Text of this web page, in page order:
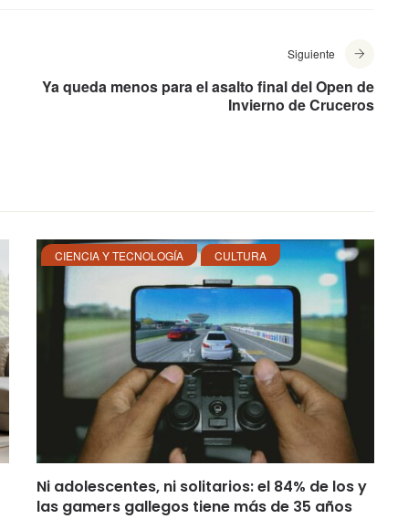
Siguiente
Ya queda menos para el asalto final del Open de
Invierno de Cruceros
CIENCIA Y TECNOLOGÍA CULTURA
Ni adolescentes, ni solitarios: el 84% de los y
las gamers gallegos tiene más de 35 años